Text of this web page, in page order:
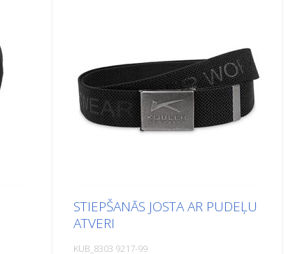
STIEPŠANĀS JOSTA AR PUDEĻU
ATVERI
KUB_8303 9217-99